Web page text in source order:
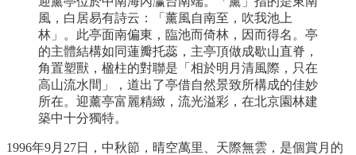
風，白居易有詩云：「薰風自南至，吹我池上
林」。此亭面南偏東，臨池而倚林，因而得名。亭
的主體結構如同蓮瓣托蕊，主亭頂做成歇山直脊，
角置塑獸，楹柱的對聯是「相於明月清風際，只在
高山流水間」，道出了亭借自然景致所構成的佳妙
所在。迎薰亭富麗精緻，流光溢彩，在北京園林建
築中十分獨特。
1996年9月27日，中秋節，晴空萬里、天際無雲，是個賞月的